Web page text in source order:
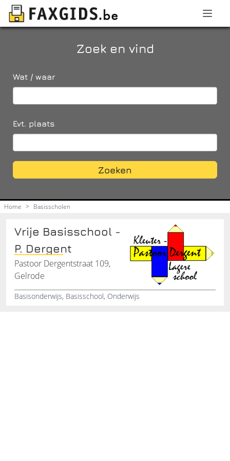
Zoek en vind
Wat / waar
Evt. plaats
Zoeken
Home > Basisscholen
Vrije Basisschool -
P. Dergent
Pastoor Dergentstraat 109,
Gelrode
Basisonderwijs, Basisschool, Onderwijs